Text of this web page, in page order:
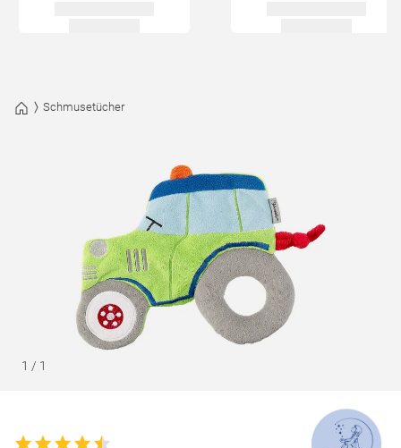
Schmusetücher
1 / 1